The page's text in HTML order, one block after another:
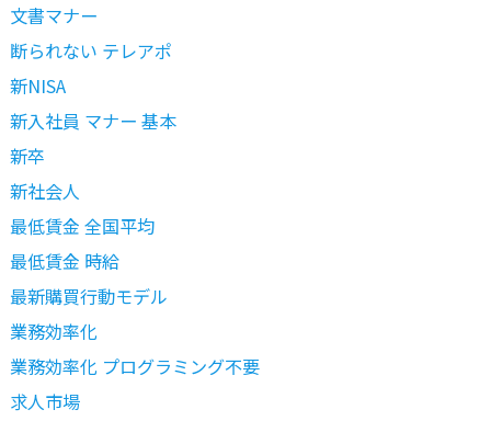
文書マナー
断られない テレアポ
新NISA
新入社員 マナー 基本
新卒
新社会人
最低賃金 全国平均
最低賃金 時給
最新購買行動モデル
業務効率化
業務効率化 プログラミング不要
求人市場